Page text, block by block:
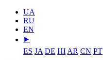
UA
RU
EN
⯈
ES JA DE HI AR CN PT